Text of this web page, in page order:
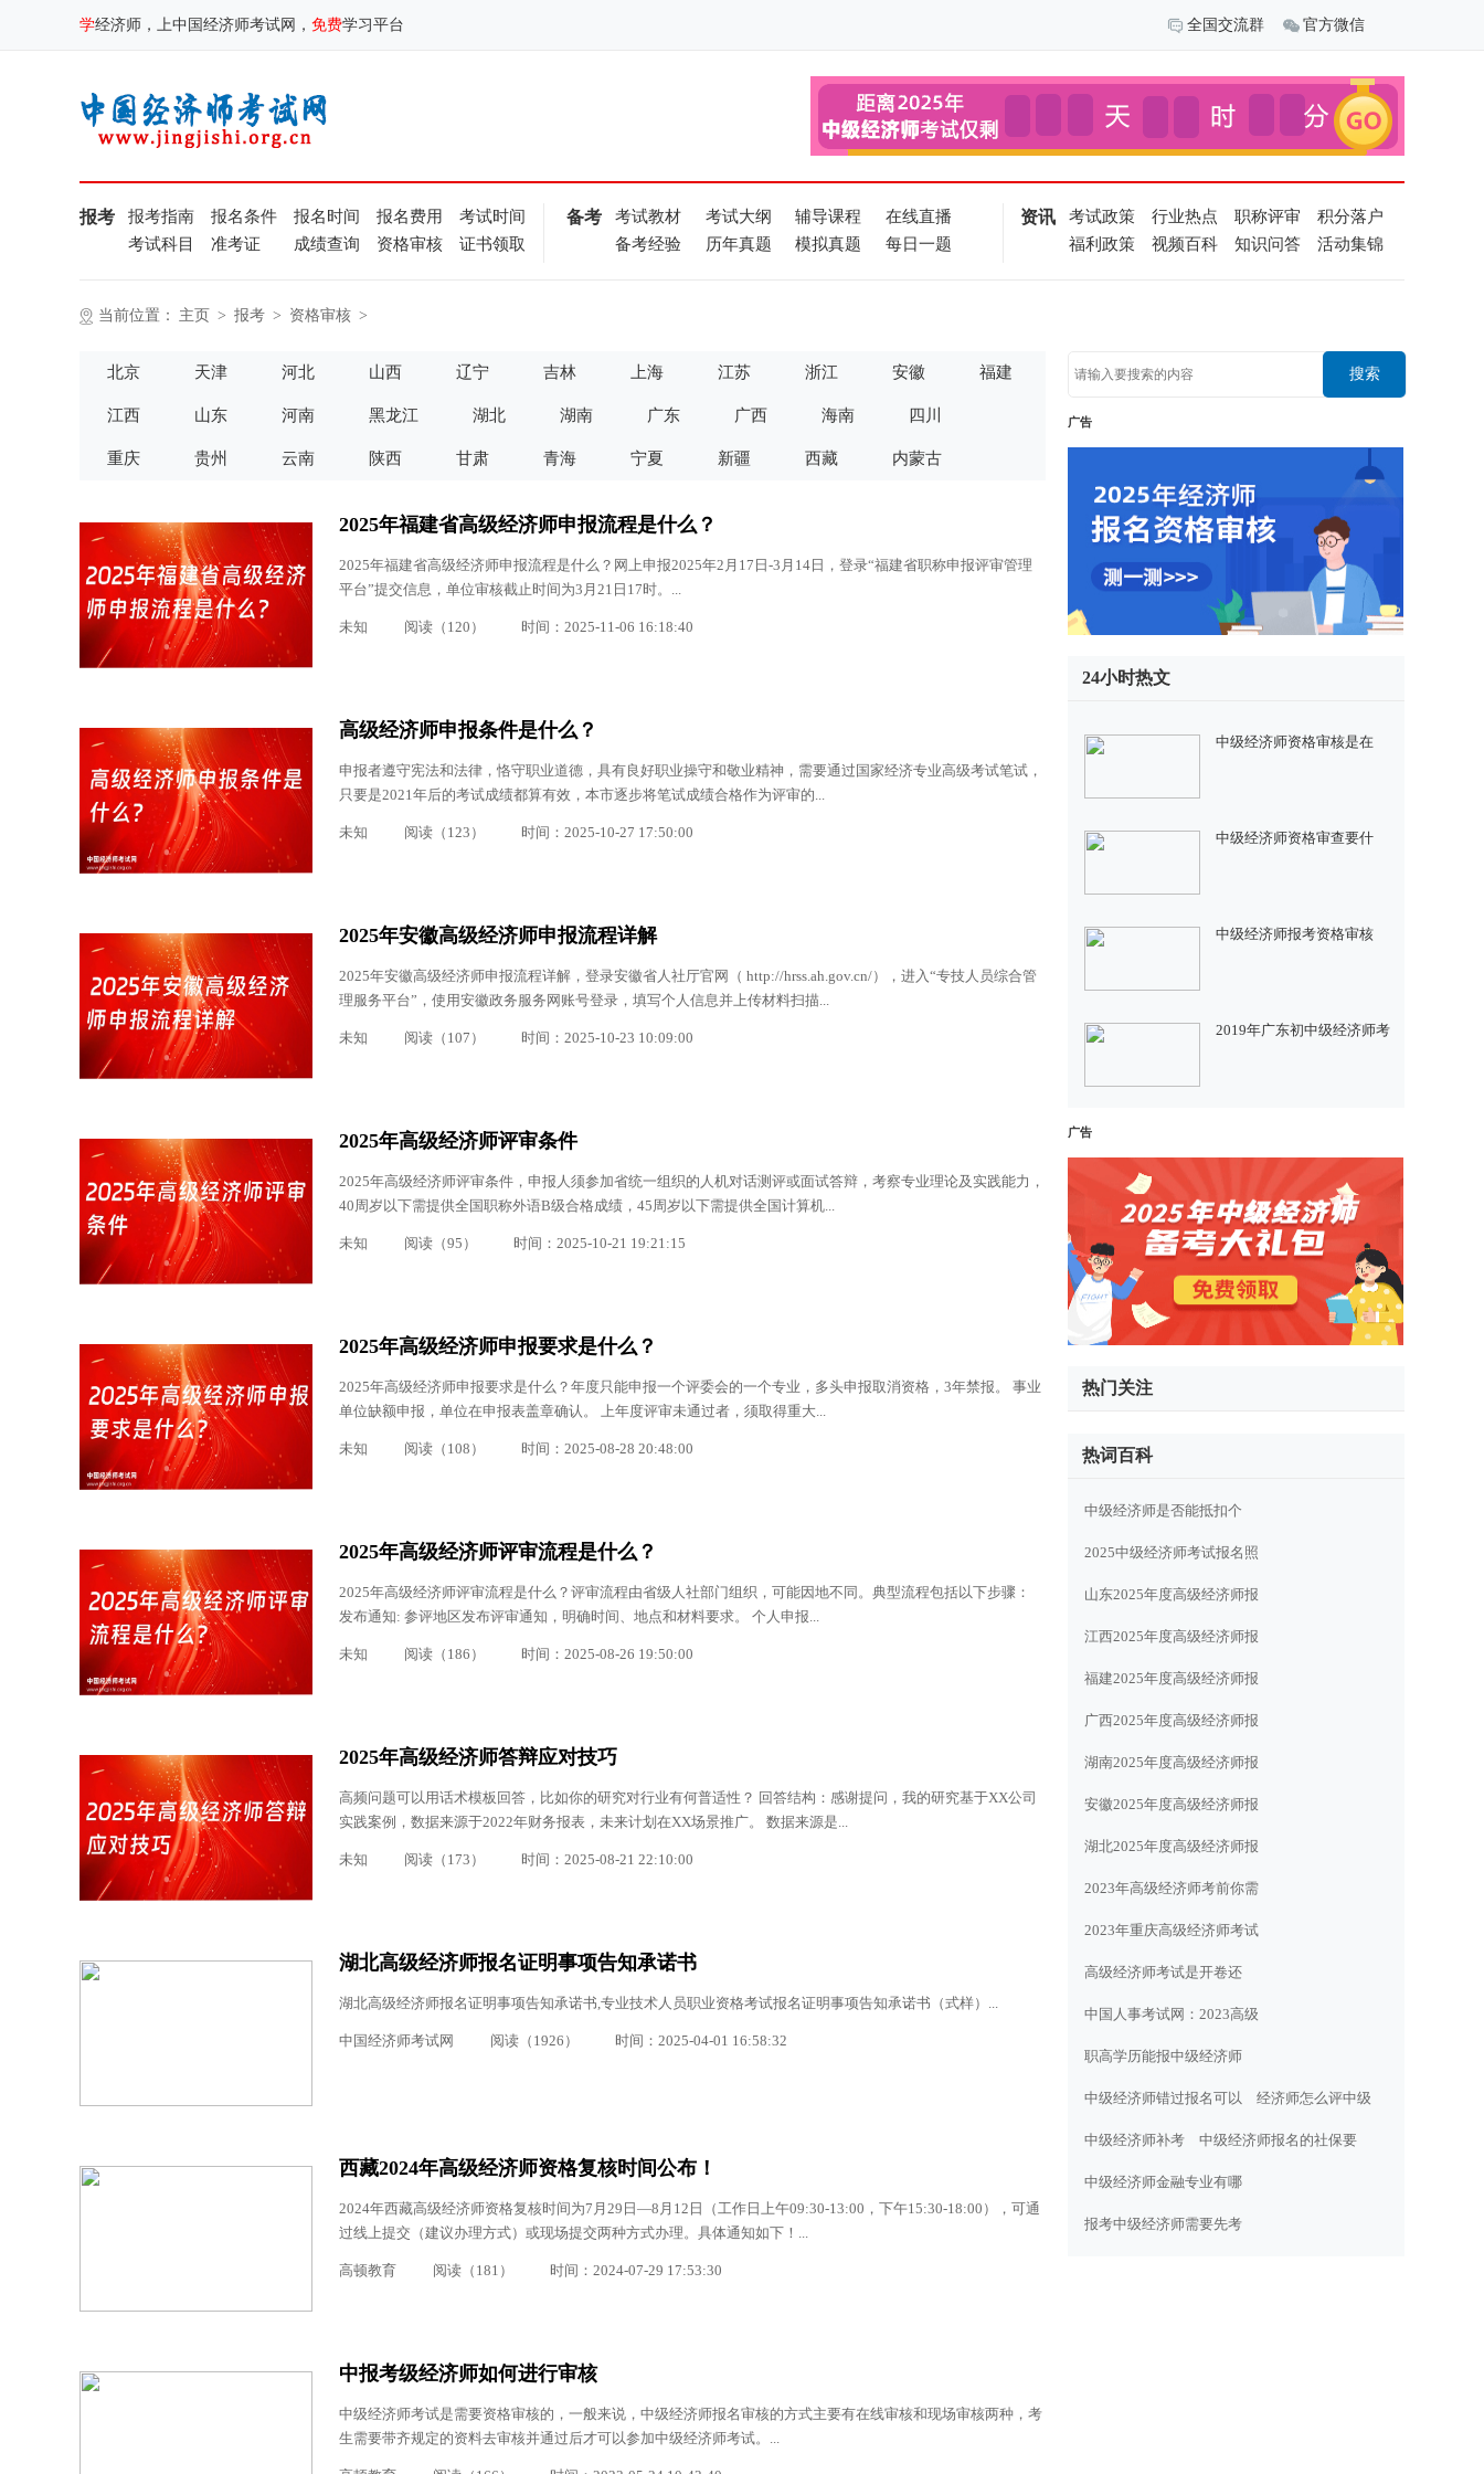
学经济师，上中国经济师考试网， 免费学习平台 全国交流群 官方微信
报考 报考指南 报名条件 报名时间 报名费用
考试时间
考试科目
准考证 成绩查询 资格审核 证书领取
备考 考试教材 考试大纲 辅导课程
在线直播
备考经验
历年真题 模拟真题 每日一题
资讯 考试政策 行业热点 职称评审
积分落户
福利政策
视频百科 知识问答 活动集锦
当前位置： 主页 > 报考 > 资格审核 >
北京 天津 河北 山西 辽宁 吉林 上海 江苏 浙江 安徽 福建
江西 山东 河南 黑龙江 湖北 湖南 广东 广西 海南 四川
重庆 贵州 云南 陕西 甘肃 青海 宁夏 新疆 西藏 内蒙古
2025年福建省高级经济师申报流程是什么？
2025年福建省高级经济师申报流程是什么？网上申报2025年2月17日-3月14日，登录“福建省职称申报评审管理
平台”提交信息，单位审核截止时间为3月21日17时。...
未知 阅读（120） 时间：2025-11-06 16:18:40
高级经济师申报条件是什么？
申报者遵守宪法和法律，恪守职业道德，具有良好职业操守和敬业精神，需要通过国家经济专业高级考试笔试，
只要是2021年后的考试成绩都算有效，本市逐步将笔试成绩合格作为评审的...
未知 阅读（123） 时间：2025-10-27 17:50:00
2025年安徽高级经济师申报流程详解
2025年安徽高级经济师申报流程详解，登录安徽省人社厅官网（ http://hrss.ah.gov.cn/），进入“专技人员综合管
理服务平台”，使用安徽政务服务网账号登录，填写个人信息并上传材料扫描...
未知 阅读（107） 时间：2025-10-23 10:09:00
2025年高级经济师评审条件
2025年高级经济师评审条件，申报人须参加省统一组织的人机对话测评或面试答辩，考察专业理论及实践能力，
40周岁以下需提供全国职称外语B级合格成绩，45周岁以下需提供全国计算机...
未知 阅读（95） 时间：2025-10-21 19:21:15
2025年高级经济师申报要求是什么？
2025年高级经济师申报要求是什么？年度只能申报一个评委会的一个专业，多头申报取消资格，3年禁报。 事业
单位缺额申报，单位在申报表盖章确认。 上年度评审未通过者，须取得重大...
未知 阅读（108） 时间：2025-08-28 20:48:00
2025年高级经济师评审流程是什么？
2025年高级经济师评审流程是什么？评审流程由省级人社部门组织，可能因地不同。典型流程包括以下步骤：
发布通知: 参评地区发布评审通知，明确时间、地点和材料要求。 个人申报...
未知 阅读（186） 时间：2025-08-26 19:50:00
2025年高级经济师答辩应对技巧
高频问题可以用话术模板回答，比如你的研究对行业有何普适性？ 回答结构：感谢提问，我的研究基于XX公司
实践案例，数据来源于2022年财务报表，未来计划在XX场景推广。 数据来源是...
未知 阅读（173） 时间：2025-08-21 22:10:00
湖北高级经济师报名证明事项告知承诺书
湖北高级经济师报名证明事项告知承诺书,专业技术人员职业资格考试报名证明事项告知承诺书（式样）...
中国经济师考试网 阅读（1926） 时间：2025-04-01 16:58:32
西藏2024年高级经济师资格复核时间公布！
2024年西藏高级经济师资格复核时间为7月29日—8月12日（工作日上午09:30-13:00，下午15:30-18:00），可通
过线上提交（建议办理方式）或现场提交两种方式办理。具体通知如下！...
高顿教育 阅读（181） 时间：2024-07-29 17:53:30
中报考级经济师如何进行审核
中级经济师考试是需要资格审核的，一般来说，中级经济师报名审核的方式主要有在线审核和现场审核两种，考
生需要带齐规定的资料去审核并通过后才可以参加中级经济师考试。...
搜索
广告
24小时热文
中级经济师资格审核是在
中级经济师资格审查要什
中级经济师报考资格审核
2019年广东初中级经济师考
广告
热门关注
热词百科
中级经济师是否能抵扣个
2025中级经济师考试报名照
山东2025年度高级经济师报
江西2025年度高级经济师报
福建2025年度高级经济师报
广西2025年度高级经济师报
湖南2025年度高级经济师报
安徽2025年度高级经济师报
湖北2025年度高级经济师报
2023年高级经济师考前你需
2023年重庆高级经济师考试
高级经济师考试是开卷还
中国人事考试网：2023高级
职高学历能报中级经济师
中级经济师错过报名可以 经济师怎么评中级
中级经济师补考 中级经济师报名的社保要
中级经济师金融专业有哪
报考中级经济师需要先考